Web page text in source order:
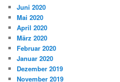
Juni 2020
Mai 2020
April 2020
März 2020
Februar 2020
Januar 2020
Dezember 2019
November 2019